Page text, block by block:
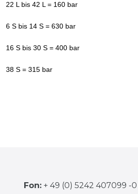
22 L bis 42 L = 160 bar
6 S bis 14 S = 630 bar
16 S bis 30 S = 400 bar
38 S = 315 bar
Fon: + 49 (0) 5242 407099 -0